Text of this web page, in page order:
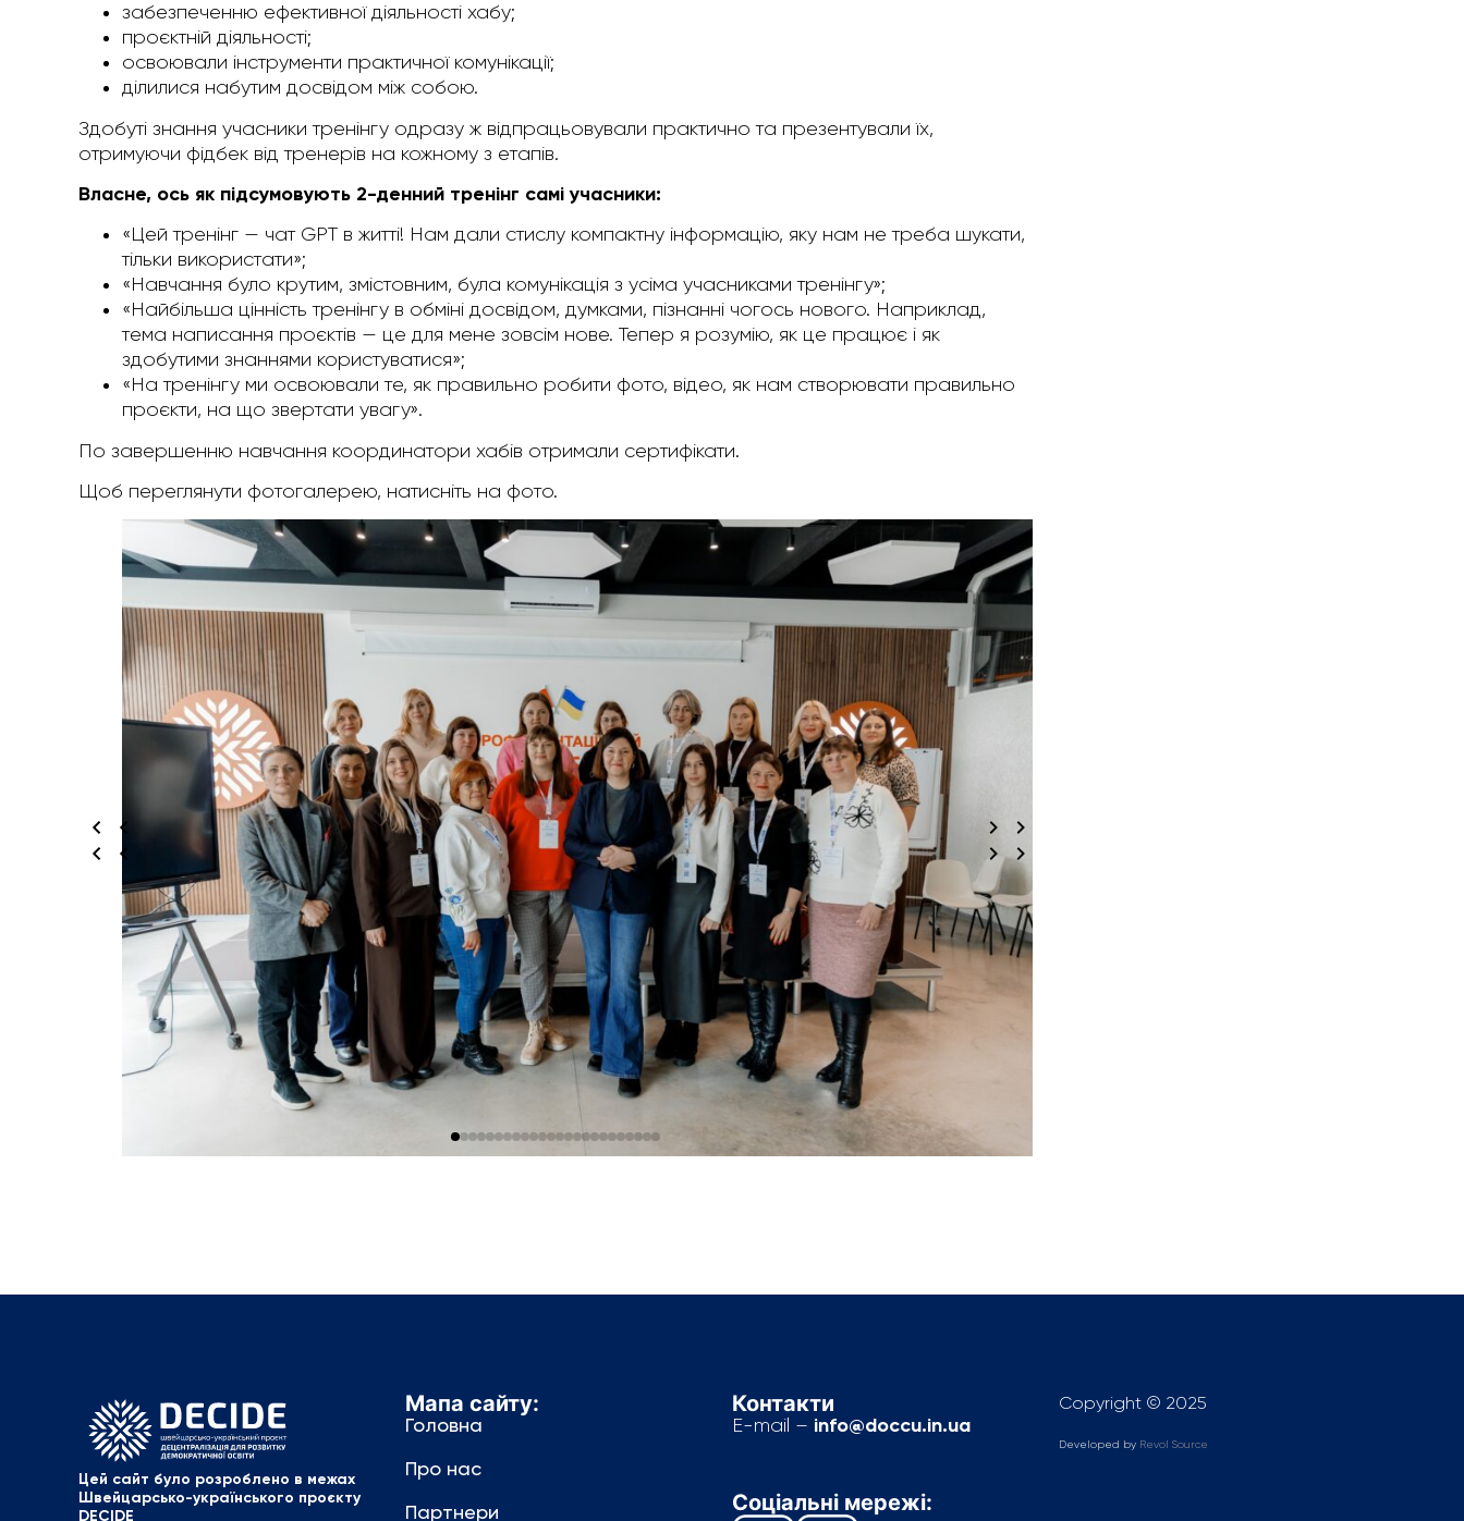
забезпеченню ефективної діяльності хабу;
проєктній діяльності;
освоювали інструменти практичної комунікації;
ділилися набутим досвідом між собою.
Здобуті знання учасники тренінгу одразу ж відпрацьовували практично та презентували їх,
отримуючи фідбек від тренерів на кожному з етапів.
Власне, ось як підсумовують 2-денний тренінг самі учасники:
«Цей тренінг — чат GPT в житті! Нам дали стислу компактну інформацію, яку нам не треба шукати,
тільки використати»;
«Навчання було крутим, змістовним, була комунікація з усіма учасниками тренінгу»;
«Найбільша цінність тренінгу в обміні досвідом, думками, пізнанні чогось нового. Наприклад,
тема написання проєктів — це для мене зовсім нове. Тепер я розумію, як це працює і як
здобутими знаннями користуватися»;
«На тренінгу ми освоювали те, як правильно робити фото, відео, як нам створювати правильно
проєкти, на що звертати увагу».
По завершенню навчання координатори хабів отримали сертифікати.
Щоб переглянути фотогалерею, натисніть на фото.
Цей сайт було розроблено в межах
Швейцарсько-українського проєкту
DECIDE
Мапа сайту:
Головна
Про нас
Партнери
Контакти
E-mail – info@doccu.in.ua
Соціальні мережі:
Copyright © 2025
Developed by Revol Source